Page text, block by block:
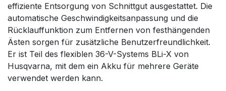
effiziente Entsorgung von Schnittgut ausgestattet. Die
automatische Geschwindigkeitsanpassung und die
Rücklauffunktion zum Entfernen von festhängenden
Ästen sorgen für zusätzliche Benutzerfreundlichkeit.
Er ist Teil des flexiblen 36-V-Systems BLi-X von
Husqvarna, mit dem ein Akku für mehrere Geräte
verwendet werden kann.